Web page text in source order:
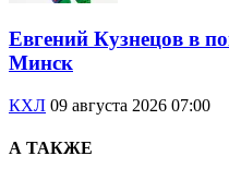
Евгений Кузнецов в
Минск
КХЛ 09 августа 2026 07:00
А ТАКЖЕ